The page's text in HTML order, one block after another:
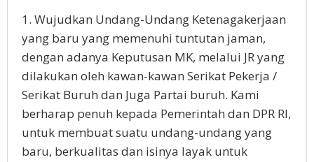
1. Wujudkan Undang-Undang Ketenagakerjaan
yang baru yang memenuhi tuntutan jaman,
dengan adanya Keputusan MK, melalui JR yang
dilakukan oleh kawan-kawan Serikat Pekerja /
Serikat Buruh dan Juga Partai buruh. Kami
berharap penuh kepada Pemerintah dan DPR RI,
untuk membuat suatu undang-undang yang
baru, berkualitas dan isinya layak untuk